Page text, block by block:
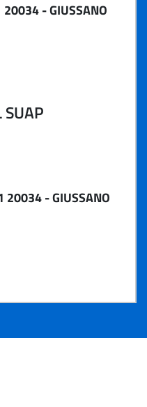
- GIUSSANO
SUAP
- GIUSSANO